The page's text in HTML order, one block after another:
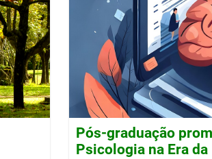
Pós-graduação
Psicologia na Era